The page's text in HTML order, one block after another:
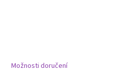
Možnosti doručení